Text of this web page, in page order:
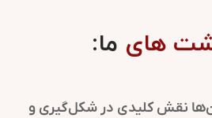
های ما:
نقش کلیدی در شکل‌گیری و